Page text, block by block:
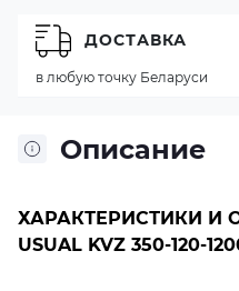
Описание
ХАРАКТЕРИСТИКИ И
USUAL KVZ 350-120-
ДОСТАВКА
в любую точку Беларуси